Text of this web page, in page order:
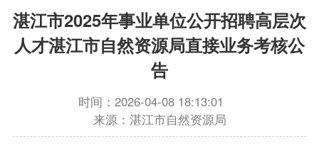
湛江市2025年事业单位公开招聘高层次
人才湛江市自然资源局直接业务考核公
告
时间：2026-04-08 18:13:01
来源：湛江市自然资源局